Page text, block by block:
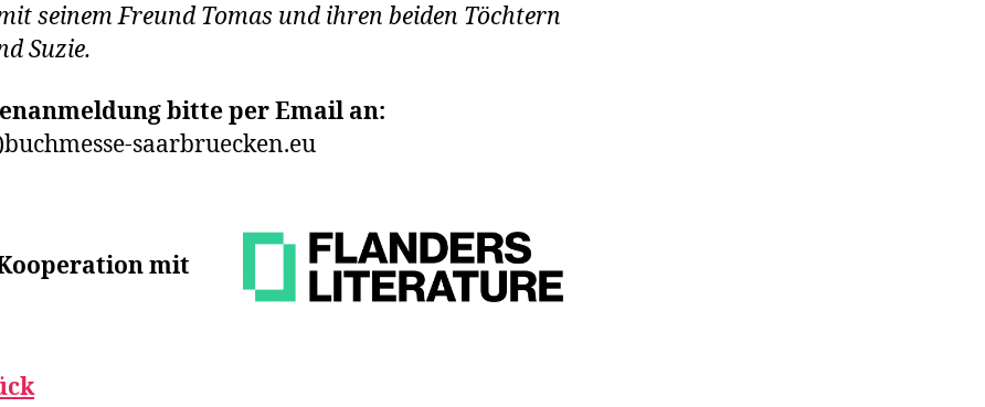
seinem Freund Tomas und ihren beiden Töchtern
Suzie.
bitte per Email an:
saarbruecken.eu
mit